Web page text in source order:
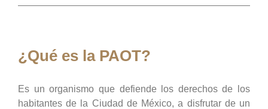
¿Qué es la PAOT?
Es un organismo que defiende los derechos de los
habitantes de la Ciudad de México, a disfrutar de un